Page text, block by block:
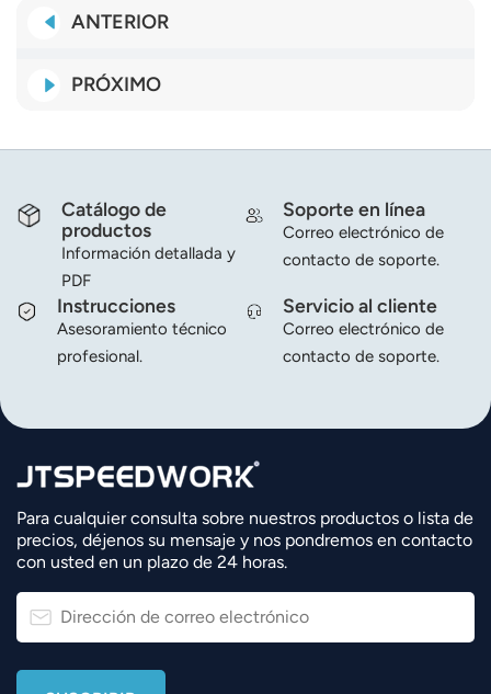
ANTERIOR
PRÓXIMO
Catálogo de
productos
Información detallada y
PDF
Soporte en línea
Correo electrónico de
contacto de soporte.
Instrucciones
Asesoramiento técnico
profesional.
Servicio al cliente
Correo electrónico de
contacto de soporte.
Para cualquier consulta sobre nuestros productos o lista de
precios, déjenos su mensaje y nos pondremos en contacto
con usted en un plazo de 24 horas.